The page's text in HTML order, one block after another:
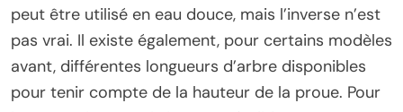
peut être utilisé en eau douce, mais l’inverse n’est
pas vrai. Il existe également, pour certains modèles
avant, différentes longueurs d’arbre disponibles
pour tenir compte de la hauteur de la proue. Pour